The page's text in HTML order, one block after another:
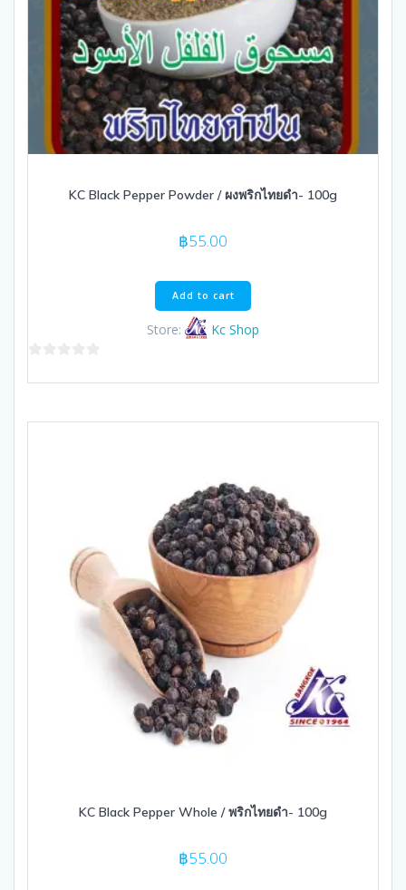
KC Black Pepper Powder / ผงพริกไทยดำ- 100g
฿55.00
Add to cart
Store: Kc Shop
KC Black Pepper Whole / พริกไทยดำ- 100g
฿55.00